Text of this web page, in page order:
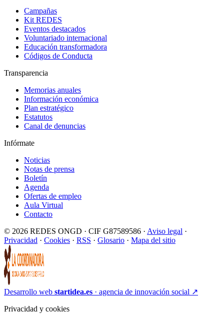
Campañas
Kit REDES
Eventos destacados
Voluntariado internacional
Educación transformadora
Códigos de Conducta
Transparencia
Memorias anuales
Información económica
Plan estratégico
Estatutos
Canal de denuncias
Infórmate
Noticias
Notas de prensa
Boletín
Agenda
Ofertas de empleo
Aula Virtual
Contacto
© 2026 REDES ONGD · CIF G87589586 · Aviso legal ·
Privacidad · Cookies · RSS · Glosario · Mapa del sitio
Desarrollo web startidea.es · agencia de innovación social ↗
Privacidad y cookies